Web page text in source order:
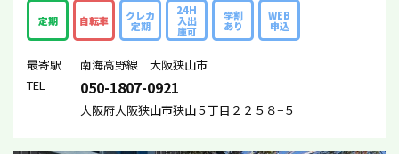
定期 自転車 クレカ
定期
24H
入出
庫可
学割
あり
WEB
申込
最寄駅
南海高野線 大阪狭山市
TEL
050-1807-0921
大阪府大阪狭山市狭山５丁目２２５８−５